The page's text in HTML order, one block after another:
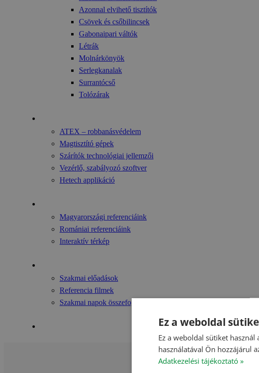
Azonnal elvihető tisztítók
Csövek és csőbilincsek
Gabonaipari váltók
Létrák
Molnárkönyök
Serlegkanalak
Surrantócső
Tolózárak
ATEX – robbanásvédelem
Magtisztító gépek
Szárítók technológiai jellemzői
Vezérlő, szabályozó szoftver
Hetech applikáció
Magyarországi referenciáink
Romániai referenciáink
Interaktív térkép
Szakmai előadások
Referencia filmek
Szakmai napok összefoglalói/egyebek
Ez a weboldal
Ez a weboldal sütiket
használatával Ön hozzájárul
Adatkezelési tájékoztató »